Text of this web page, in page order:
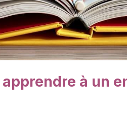
à un